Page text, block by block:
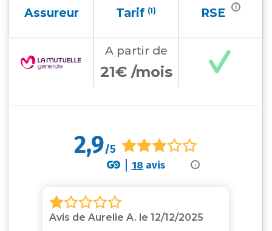
Assureur Tarif (1) RSE i
A partir de
21€ /mois
i
2,9/5
18 avis
Avis de Aurelie A. le 12/12/2025